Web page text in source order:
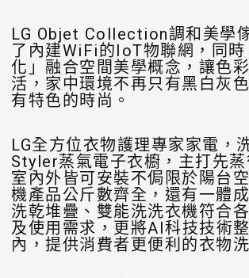
LG Objet Collection調和美學
了內建WiFi的IoT物聯網，同
化」融合空間美學概念，讓色
活，家中環境不再只有黑白灰
有特色的時尚。
LG全方位衣物護理專家家電，
Styler蒸氣電子衣櫥，主打先蒸
室內外皆可安裝不侷限於陽台
機產品公斤數齊全，還有一體
洗乾堆疊、雙能洗洗衣機符合
及使用需求，更將AI科技技術
內，提供消費者更便利的衣物